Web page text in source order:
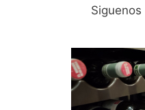
Siguenos